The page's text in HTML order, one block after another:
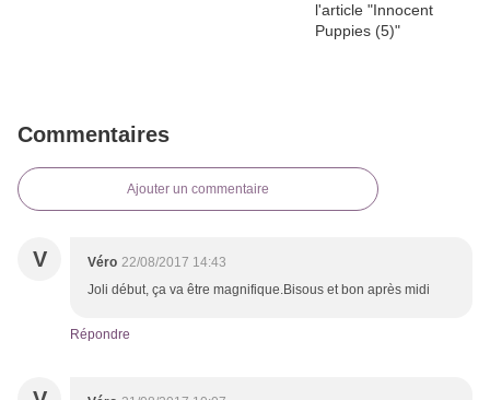
Commentaires
Ajouter un commentaire
V Véro 22/08/2017 14:43
Joli début, ça va être magnifique.Bisous et bon après midi
Répondre